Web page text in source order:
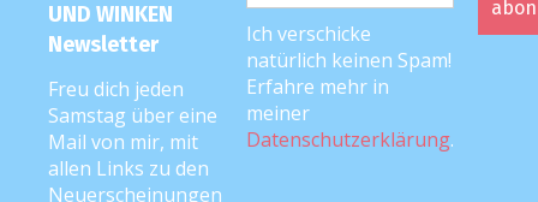
weiter die Strategie des Abwartens
fahren und dem Söhnchen doch noch
einmal Zeit geben, sich selbst
abzustillen … weil ich es mir SO für uns
beide wünsche. Und weil ich definitiv
noch nicht genug genervt bin, um die
UND WINKEN
Newsletter
Freu dich jeden
Samstag über eine
Mail von mir, mit
allen Links zu den
Neuerscheinungen
Ich verschicke
natürlich keinen Spam!
Erfahre mehr in
meiner
Datenschutzerklärung.